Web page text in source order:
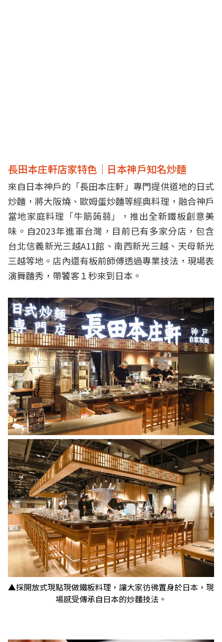
長田本庄軒店家特色｜日本神戶知名炒麵
來自日本神戶的「長田本庄軒」專門提供道地的日式
炒麵，將大阪燒、歐姆蛋炒麵等經典料理，融合神戶
當地家庭料理「牛筋蒟蒻」，推出全新鐵板創意美
味。自2023年進軍台灣，目前已有多家分店，包含
台北信義新光三越A11館、南西新光三越、天母新光
三越等地。店內還有板前師傅透過專業技法，現場表
演舞麵秀，帶饕客１秒來到日本。
▲採開放式現點現做鐵板料理，讓大家彷彿置身於日本，現
場感受傳承自日本的炒麵技法。